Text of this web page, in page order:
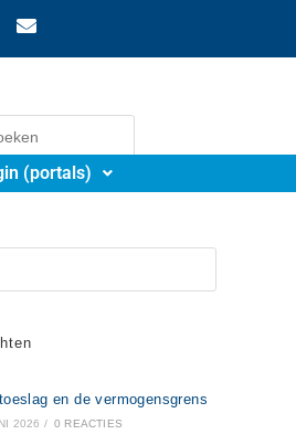
(portals)
en de vermogensgrens
2026 / 0 REACTIES